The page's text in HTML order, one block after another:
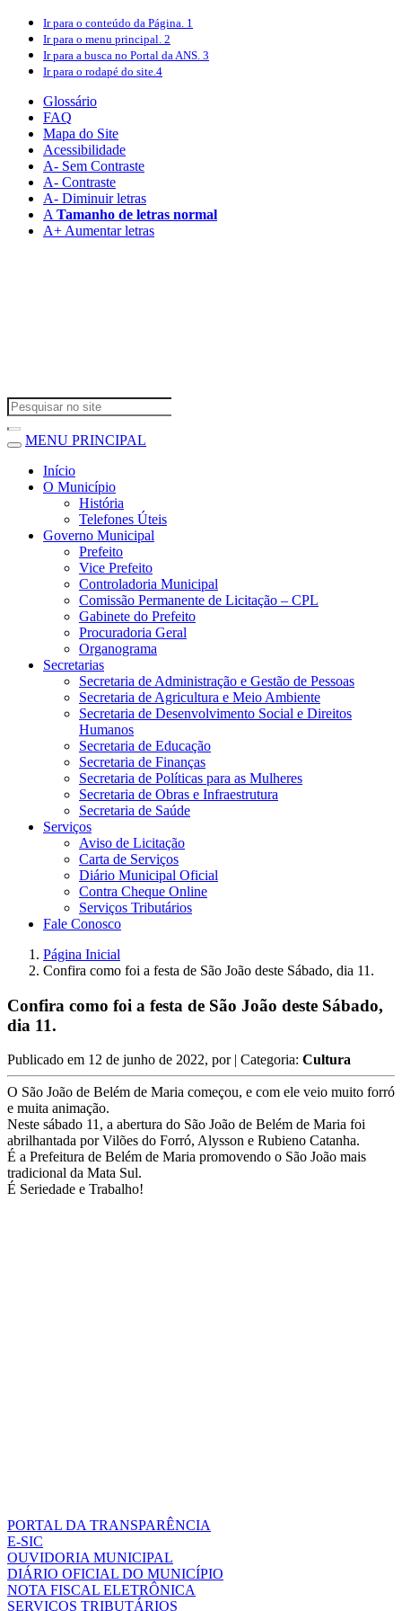
Ir para o conteúdo da Página. 1
Ir para o menu principal. 2
Ir para a busca no Portal da ANS. 3
Ir para o rodapé do site.4
Glossário
FAQ
Mapa do Site
Acessibilidade
A- Sem Contraste
A- Contraste
A- Diminuir letras
A Tamanho de letras normal
A+ Aumentar letras
MENU PRINCIPAL
Início
O Município
História
Telefones Úteis
Governo Municipal
Prefeito
Vice Prefeito
Controladoria Municipal
Comissão Permanente de Licitação – CPL
Gabinete do Prefeito
Procuradoria Geral
Organograma
Secretarias
Secretaria de Administração e Gestão de Pessoas
Secretaria de Agricultura e Meio Ambiente
Secretaria de Desenvolvimento Social e Direitos
Humanos
Secretaria de Educação
Secretaria de Finanças
Secretaria de Políticas para as Mulheres
Secretaria de Obras e Infraestrutura
Secretaria de Saúde
Serviços
Aviso de Licitação
Carta de Serviços
Diário Municipal Oficial
Contra Cheque Online
Serviços Tributários
Fale Conosco
Página Inicial
Confira como foi a festa de São João deste Sábado, dia 11.
Confira como foi a festa de São João deste Sábado,
dia 11.
Publicado em 12 de junho de 2022, por | Categoria: Cultura
O São João de Belém de Maria começou, e com ele veio muito forró
e muita animação.
Neste sábado 11, a abertura do São João de Belém de Maria foi
abrilhantada por Vilões do Forró, Alysson e Rubieno Catanha.
É a Prefeitura de Belém de Maria promovendo o São João mais
tradicional da Mata Sul.
É Seriedade e Trabalho!
PORTAL DA TRANSPARÊNCIA
E-SIC
OUVIDORIA MUNICIPAL
DIÁRIO OFICIAL DO MUNICÍPIO
NOTA FISCAL ELETRÔNICA
SERVIÇOS TRIBUTÁRIOS